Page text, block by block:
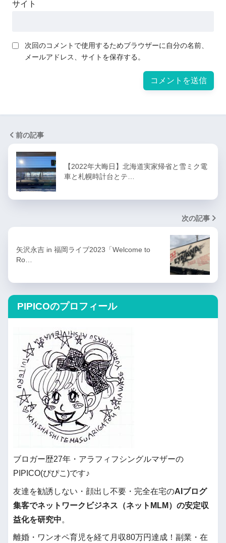
サイト
次回のコメントで使用するためブラウザーに自分の名前、
メールアドレス、サイトを保存する。
前の記事
【2022年大晦日】北海道実家帰省と雪ミク電
車と札幌時計台とテ…
次の記事
矢沢永吉 in 福岡ライブ2023「Welcome to
Ro…
PIPICOのプロフィール
ブロガー歴27年・アラフィフシングルマザーの
PIPICO(ぴぴこ)です♪
友達を勧誘しない・顔出し不要・完全在宅のAIブログ
集客でネットワークビジネス（ネットMLM）の安定収
益化を研究中。
離婚・ワンオペ育児を経て月収80万円達成！副業・在